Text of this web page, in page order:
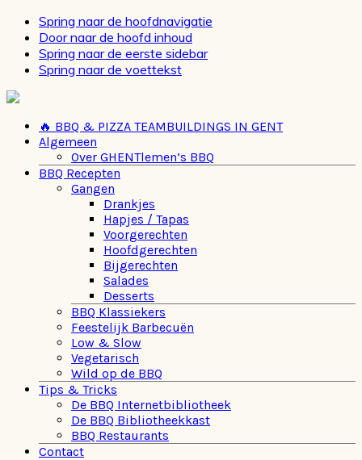
Spring naar de hoofdnavigatie
Door naar de hoofd inhoud
Spring naar de eerste sidebar
Spring naar de voettekst
🔥 BBQ & PIZZA TEAMBUILDINGS IN GENT
Algemeen
Over GHENTlemen’s BBQ
BBQ Recepten
Gangen
Drankjes
Hapjes / Tapas
Voorgerechten
Hoofdgerechten
Bijgerechten
Salades
Desserts
BBQ Klassiekers
Feestelijk Barbecuën
Low & Slow
Vegetarisch
Wild op de BBQ
Tips & Tricks
De BBQ Internetbibliotheek
De BBQ Bibliotheekkast
BBQ Restaurants
Contact